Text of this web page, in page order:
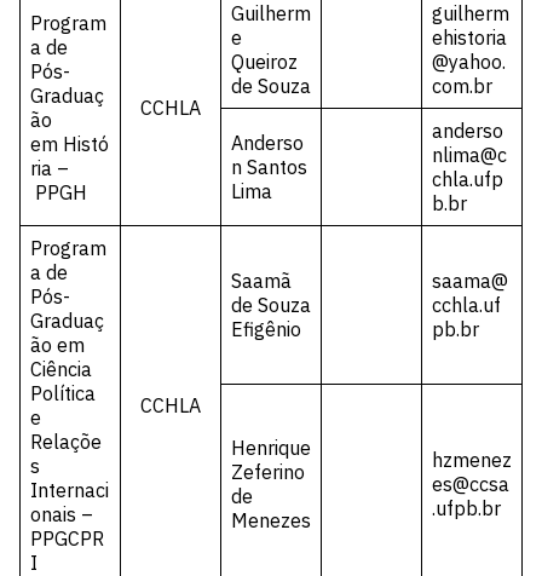
Program
a de
Pós-
Graduaç
ão
em Histó
ria –
PPGH
CCHLA
Guilherm
e
Queiroz
de Souza
guilherm
ehistoria
@yahoo.
com.br
Anderso
n Santos
Lima
anderso
nlima@c
chla.ufp
b.br
Program
a de
Pós-
Graduaç
ão em
Ciência
Política
e
Relaçõe
s
Internaci
onais –
PPGCPR
I
CCHLA
Saamã
de Souza
Efigênio
saama@
cchla.uf
pb.br
Henrique
Zeferino
de
Menezes
hzmenez
es@ccsa
.ufpb.br